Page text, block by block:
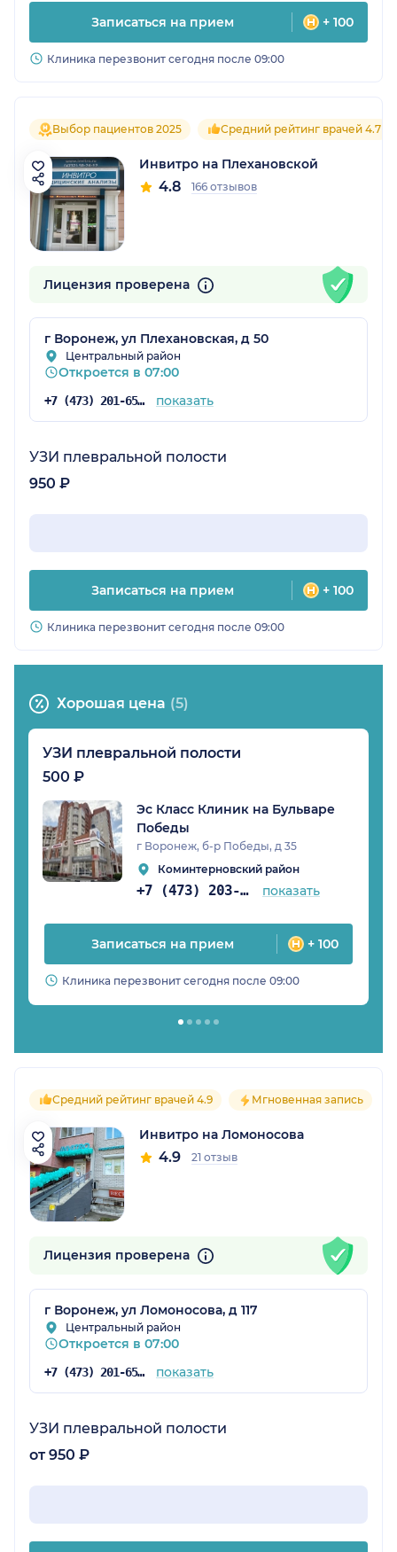
Записаться на прием + 100
Клиника перезвонит сегодня после 09:00
Выбор пациентов 2025 Средний рейтинг врачей 4.7
Инвитро на Плехановской
4.8 166 отзывов
Лицензия проверена
г Воронеж, ул Плехановская, д 50
Центральный район
Откроется в 07:00
+7 (473) 201-65-34 показать
УЗИ плевральной полости
950 ₽
Записаться на прием + 100
Клиника перезвонит сегодня после 09:00
Хорошая цена (5)
УЗИ плевральной полости
500 ₽
Эс Класс Клиник на Бульваре
Победы
г Воронеж, б-р Победы, д 35
Коминтерновский район
+7 (473) 203-02-64 показать
Записаться на прием + 100
Клиника перезвонит сегодня после 09:00
Средний рейтинг врачей 4.9 Мгновенная запись
Инвитро на Ломоносова
4.9 21 отзыв
Лицензия проверена
г Воронеж, ул Ломоносова, д 117
Центральный район
Откроется в 07:00
+7 (473) 201-65-34 показать
УЗИ плевральной полости
от 950 ₽